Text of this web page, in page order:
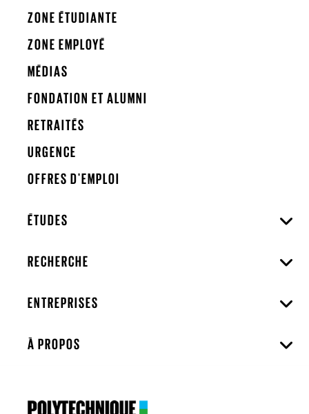
ZONE ÉTUDIANTE
ZONE EMPLOYÉ
MÉDIAS
FONDATION ET ALUMNI
RETRAITÉS
URGENCE
OFFRES D'EMPLOI
ÉTUDES
RECHERCHE
ENTREPRISES
À PROPOS